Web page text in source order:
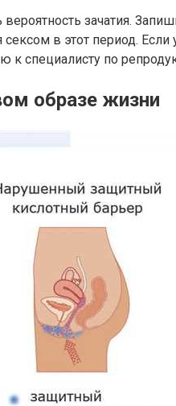
зачатия.
в этот период.
к специалисту по
образе жизни